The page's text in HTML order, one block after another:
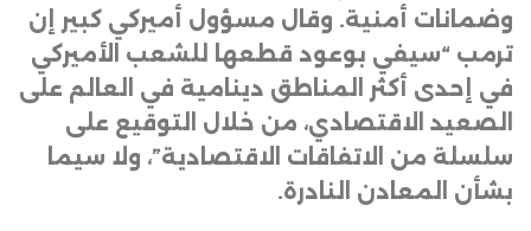
وضمانات أمنية. وقال مسؤول أميركي كبير إن
ترمب “سيفي بوعود قطعها للشعب الأميركي
في إحدى أكثر المناطق دينامية في العالم على
الصعيد الاقتصادي، من خلال التوقيع على
سلسلة من الاتفاقات الاقتصادية”، ولا سيما
بشأن المعادن النادرة.